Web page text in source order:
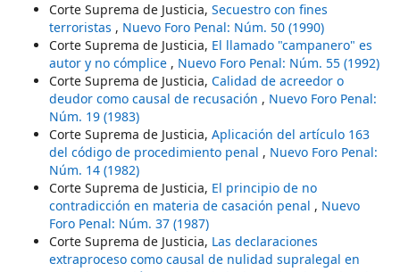
Corte Suprema de Justicia, Secuestro con fines
terroristas , Nuevo Foro Penal: Núm. 50 (1990)
Corte Suprema de Justicia, El llamado "campanero" es
autor y no cómplice , Nuevo Foro Penal: Núm. 55 (1992)
Corte Suprema de Justicia, Calidad de acreedor o
deudor como causal de recusación , Nuevo Foro Penal:
Núm. 19 (1983)
Corte Suprema de Justicia, Aplicación del artículo 163
del código de procedimiento penal , Nuevo Foro Penal:
Núm. 14 (1982)
Corte Suprema de Justicia, El principio de no
contradicción en materia de casación penal , Nuevo
Foro Penal: Núm. 37 (1987)
Corte Suprema de Justicia, Las declaraciones
extraproceso como causal de nulidad supralegal en